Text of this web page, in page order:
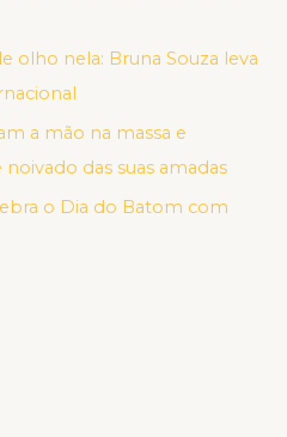
olho nela: Bruna Souza leva
a mão na massa e
das suas amadas
o Dia do Batom com